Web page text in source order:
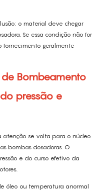
o material deve chegar
Se essa condição não for
fornecimento geralmente
Bombeamento
pressão e
atenção se volta para o núcleo
bombas dosadoras. O
e do curso efetivo da
óleo ou temperatura anormal